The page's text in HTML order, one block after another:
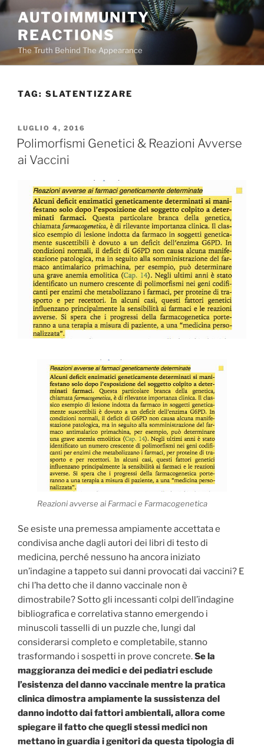
Salta
contenuto
AUTOIMMUNITY
REACTIONS
The Truth Behind The Appearance
TAG: SLATENTIZZARE
PUBBLICATO
IL
LUGLIO 4, 2016
Polimorfismi Genetici & Reazioni Avverse
ai Vaccini
Reazioni avverse ai Farmaci e Farmacogenetica
Se esiste una premessa ampiamente accettata e
condivisa anche dagli autori dei libri di testo di
medicina, perché nessuno ha ancora iniziato
un’indagine a tappeto sui danni provocati dai vaccini? E
chi l’ha detto che il danno vaccinale non è
dimostrabile? Sotto gli incessanti colpi dell’indagine
bibliografica e correlativa stanno emergendo i
minuscoli tasselli di un puzzle che, lungi dal
considerarsi completo e completabile, stanno
trasformando i sospetti in prove concrete.Se la
maggioranza dei medici e dei pediatri esclude
l’esistenza del danno vaccinale mentre la pratica
clinica dimostra ampiamente la sussistenza del
danno indotto dai fattori ambientali, allora come
spiegare il fatto che quegli stessi medici non
mettano in guardia i genitori da questa tipologia di